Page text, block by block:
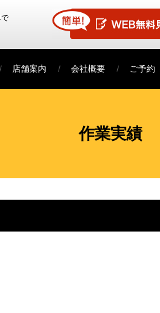
店舗案内 会社概要 ご予約
作業実績